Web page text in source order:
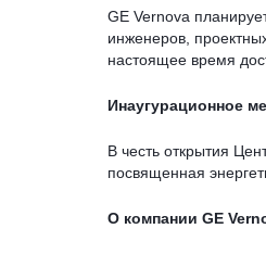
GE Vernova
инженеров,
настоящее время
Инаугурационное
В честь открытия
посвященная
О компании GE